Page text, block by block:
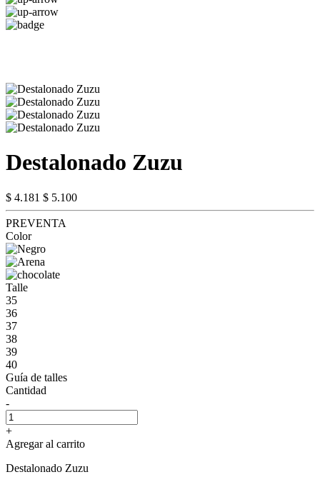
Destalonado Zuzu
$ 4.181 $ 5.100
PREVENTA
Color
Talle
35
36
37
38
39
40
Guía de talles
Cantidad
-
+
Agregar al carrito
Destalonado Zuzu